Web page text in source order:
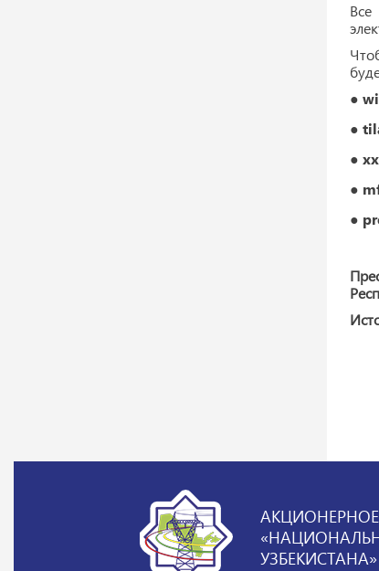
●
●
●
●
●
УЗБЕКИСТАНА»